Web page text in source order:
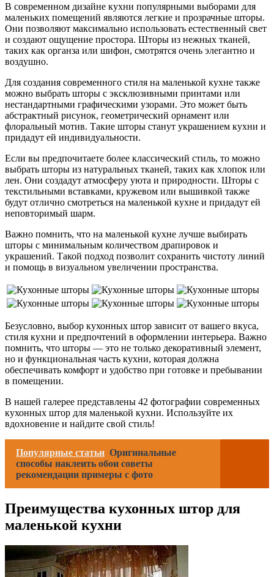
В современном дизайне кухни популярными выборами для
маленьких помещений являются легкие и прозрачные шторы.
Они позволяют максимально использовать естественный свет
и создают ощущение простора. Шторы из нежных тканей,
таких как органза или шифон, смотрятся очень элегантно и
воздушно.
Для создания современного стиля на маленькой кухне также
можно выбрать шторы с эксклюзивными принтами или
нестандартными графическими узорами. Это может быть
абстрактный рисунок, геометрический орнамент или
флоральный мотив. Такие шторы станут украшением кухни и
придадут ей индивидуальности.
Если вы предпочитаете более классический стиль, то можно
выбрать шторы из натуральных тканей, таких как хлопок или
лен. Они создадут атмосферу уюта и природности. Шторы с
текстильными вставками, кружевом или вышивкой также
будут отлично смотреться на маленькой кухне и придадут ей
неповторимый шарм.
Важно помнить, что на маленькой кухне лучше выбирать
шторы с минимальным количеством драпировок и
украшений. Такой подход позволит сохранить чистоту линий
и помощь в визуальном увеличении пространства.
Безусловно, выбор кухонных штор зависит от вашего вкуса,
стиля кухни и предпочтений в оформлении интерьера. Важно
помнить, что шторы — это не только декоративный элемент,
но и функциональная часть кухни, которая должна
обеспечивать комфорт и удобство при готовке и пребывании
в помещении.
В нашей галерее представлены 42 фотографии современных
кухонных штор для маленькой кухни. Используйте их
вдохновение и найдите свой стиль!
Популярные статьи Оригинальные
способы наклеить обои советы
рекомендации примеры с фото
Преимущества кухонных штор для
маленькой кухни